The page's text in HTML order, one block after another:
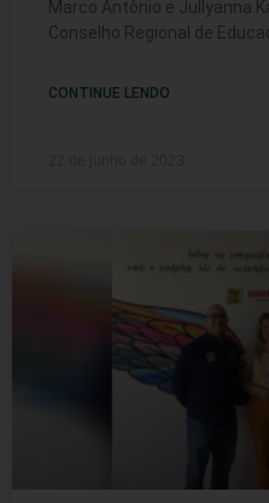
Marco Antônio e Jullyanna
Conselho Regional de
CONTINUE LENDO